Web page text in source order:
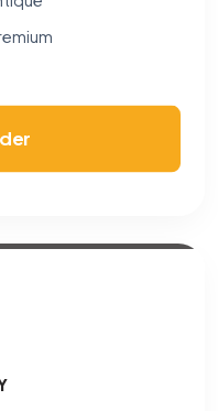
et de
de chaque courriel(« Pour